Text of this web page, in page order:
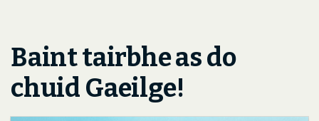
Baint tairbhe as do
chuid Gaeilge!